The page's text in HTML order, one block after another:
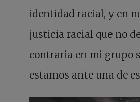
identidad racial, y en
justicia racial que no
contraria en mi grupo
estamos ante una de